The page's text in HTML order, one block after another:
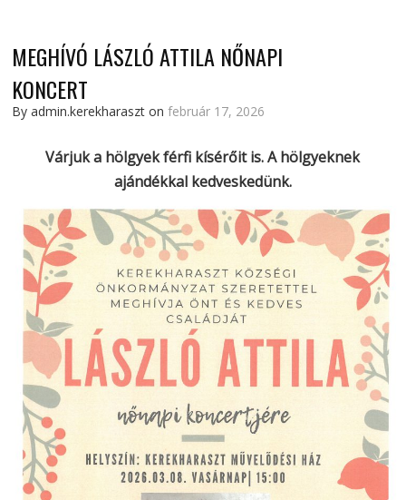
MEGHÍVÓ LÁSZLÓ ATTILA NŐNAPI
KONCERT
By admin.kerekharaszt onfebruár 17, 2026
Várjuk a hölgyek férfi kísérőit is. A hölgyeknek
ajándékkal kedveskedünk.